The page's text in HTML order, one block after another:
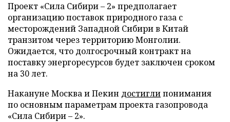
Проект «Сила Сибири – 2» предполагает
организацию поставок природного газа с
месторождений Западной Сибири в Китай
транзитом через территорию Монголии.
Ожидается, что долгосрочный контракт на
поставку энергоресурсов будет заключен сроком
на 30 лет.
Накануне Москва и Пекин достиглипонимания
по основным параметрам проекта газопровода
«Сила Сибири – 2».